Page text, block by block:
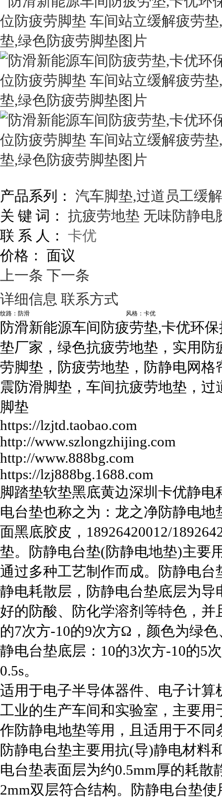
产品系列： 汽车脚垫,过道员工缓
关 键 词： 抗疲劳地垫 无味防静电
联 系 人： 卡优
价格： 面议
上一条 下一条
详细信息 联系方式
纹路：防滑 风格：卡优
防滑新能源车间防疲劳垫,卡优环
垫厂家，绿色抗疲劳地垫，实用
劳脚垫，防疲劳地垫，防静电网
震防滑脚垫，车间抗疲劳地垫，
脚垫
https://lzjtd.taobao.com
http://www.szlongzhijing.com
http://www.888bg.com
https://lzj888bg.1688.com
脚踏垫软垫黑底黄边深圳卡优静
电台垫也称之为：龙之净防静电
面黑底胶皮，18926420012/
垫。防静电台垫(防静电地垫)主要
通过多种工艺制作而成。防静电
静电耗散层，防静电台垫底层为
好的防酸、防化学溶剂等特色，
的7次方-10的9次方Ω，颜色为绿
静电台垫底层：10的3次方-10的5
0.5s。
适用于电子半导体器件、电子计
工业的生产车间和实验室，主要
作防静电地垫等用，且适用于不
防静电台垫主要用抗(导)静电材料
电台垫表面层为约0.5mm厚的耗
2mm双层符合结构。防静电台垫